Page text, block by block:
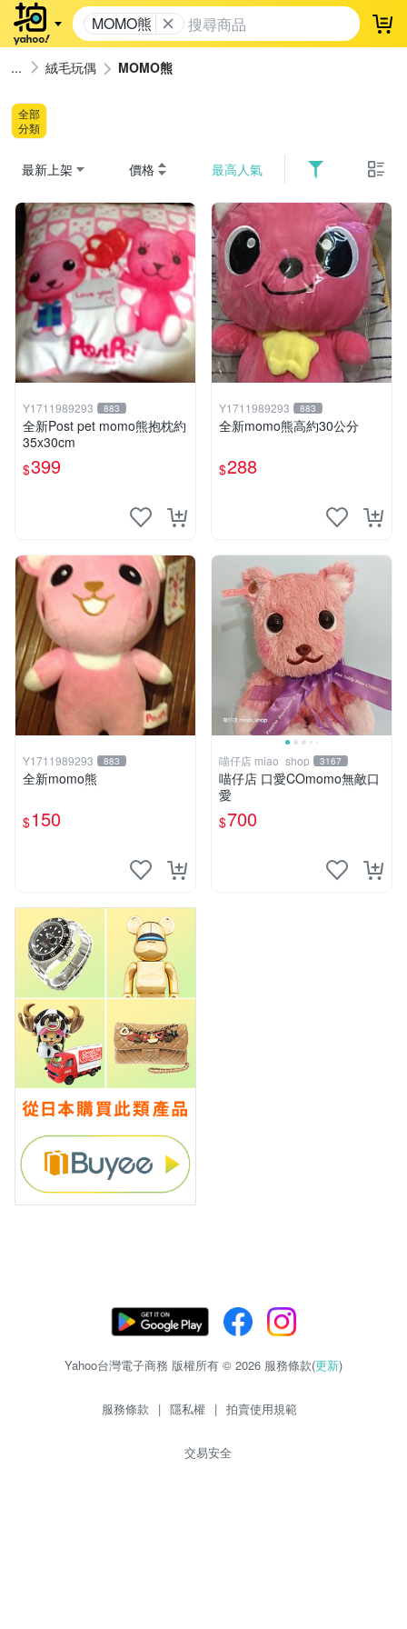
MOMO熊 登
絨毛玩偶 MOMO熊
全部
分類
最新上架 價格 最高人氣
Y1711989293 883
全新Post pet momo熊抱枕約
35x30cm
$399
Y1711989293 883
全新momo熊高約30公分
$288
Y1711989293 883
全新momo熊
$150
喵仔店 miao_shop 3167
喵仔店 口愛COmomo無敵口
愛
$700
Yahoo台灣電子商務 版權所有 © 2026 服務條款(更新)
服務條款 | 隱私權 | 拍賣使用規範
交易安全